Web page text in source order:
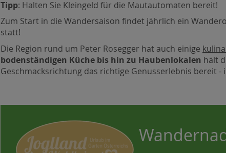
Tipp: Halten Sie Kleingeld für die Mautautomaten bereit!
Zum Start in die Wandersaison findet jährlich ein
statt!
Die Region rund um Peter Rosegger hat auch einige
bodenständigen Küche bis hin zu Haubenlokalen hält
Geschmacksrichtung das richtige Genusserlebnis bereit